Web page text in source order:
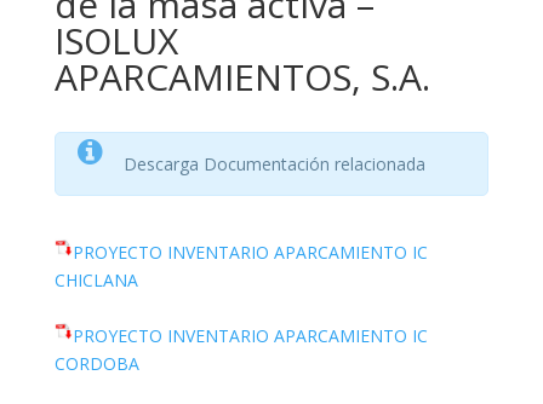
ISOLUX
APARCAMIENTOS, S.A.
Descarga Documentación relacionada
PROYECTO INVENTARIO APARCAMIENTO IC
CHICLANA
PROYECTO INVENTARIO APARCAMIENTO IC
CORDOBA